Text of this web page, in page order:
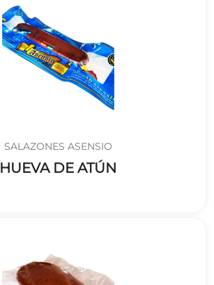
SALAZONES ASENSIO
HUEVA DE ATÚN